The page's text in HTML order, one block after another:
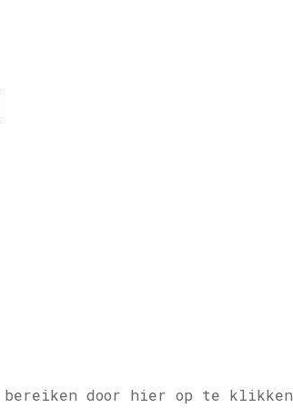
door hier op te klikken